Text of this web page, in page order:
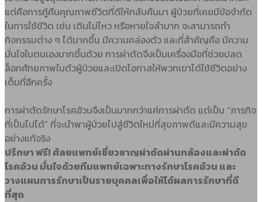
แต่คือการกู้คืนคุณภาพชีวิตที่ดีให้กลับคืนมา ผู้ป่วยที่เคยมีข้อจำกัด
ในการใช้ชีวิต เช่น เดินไม่ไหว หรือหายใจลำบาก จะสามารถทำ
กิจกรรมต่าง ๆ ได้มากขึ้น มีความคล่องตัว และที่สำคัญคือ มีความ
มั่นใจในตนเองมากขึ้นด้วย การผ่าตัดจึงเป็นเครื่องมือที่ช่วยปลด
ล็อกศักยภาพในตัวผู้ป่วยและเปิดโอกาสให้พวกเขาได้ใช้ชีวิตอย่าง
เต็มที่อีกครั้ง
การผ่าตัดรักษาโรคอ้วนจึงเป็นมากกว่าแค่การผ่าตัด แต่เป็น “ภารกิจ
ที่เป็นไปได้” ที่จะนำพาผู้ป่วยไปสู่ชีวิตใหม่ที่สุขภาพดีและมีความสุข
อย่างแท้จริง
ปรึกษา ฟรี! ศัลยแพทย์เชี่ยวชาญผ่าตัดผ่านกล้องและผ่าตัด
โรคอ้วน มั่นใจด้วยทีมแพทย์เฉพาะทางรักษาโรคอ้วน และ
วางแผนการรักษาเป็นรายบุคคลเพื่อให้ได้ผลการรักษาที่ดี
ที่สุด